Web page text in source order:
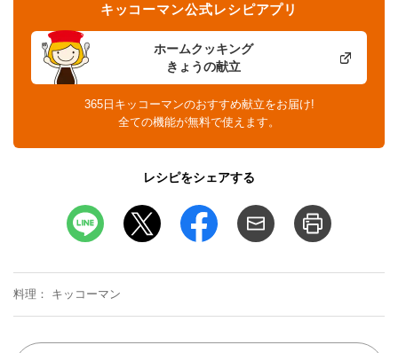
ホームクッキング
きょうの献立
キッコーマン公式レシピアプリ
365日キッコーマンのおすすめ献立をお届け!
全ての機能が無料で使えます。
レシピをシェアする
料理 キッコーマン